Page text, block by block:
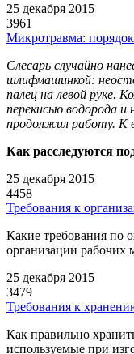
25 декабря 2015
3961
Микротравма:
Слесарь случайно
шлифмашинкой:
палец на левой руке.
перекисью водорода и
продолжил работу. К
Как расследуются
25 декабря 2015
4458
Требования к
Какие требования по
организации рабочих
25 декабря 2015
3479
Требования к
Как правильно
используемые при